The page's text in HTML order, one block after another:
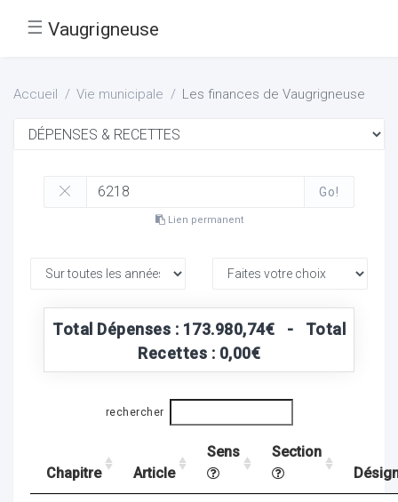
☰ Vaugrigneuse
Accueil Vie municipale Les finances de Vaugrigneuse
Go!
Lien permanent
Total Dépenses : 173.980,74€ - Total
Recettes : 0,00€
rechercher
Chapitre Article
Sens
Section